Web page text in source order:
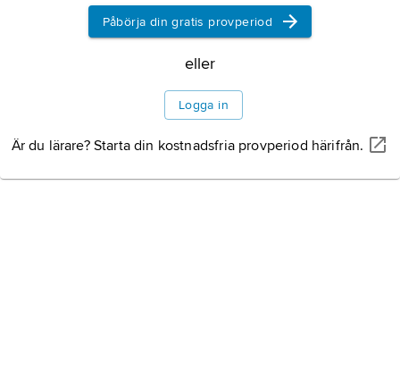
Påbörja din gratis provperiod
eller
Logga in
Är du lärare? Starta din kostnadsfria provperiod härifrån.